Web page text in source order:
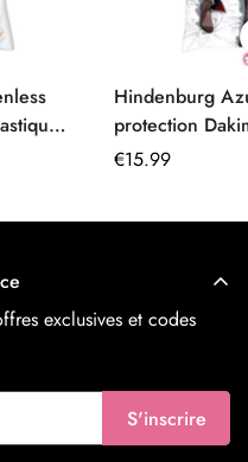
Hindenburg
protection
Prix
€15.99
exclusives et codes
S'inscrire